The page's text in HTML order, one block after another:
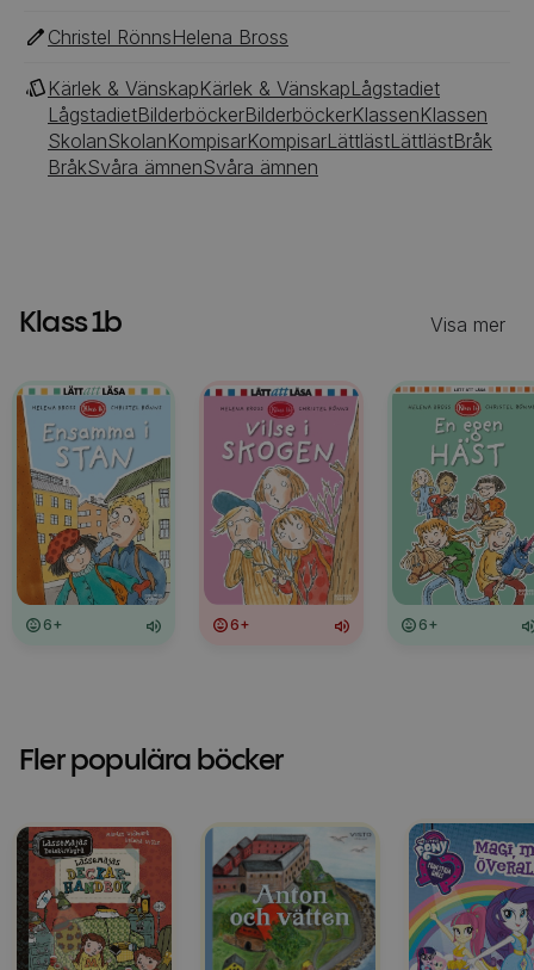
Christel RönnsHelena Bross
Kärlek & VänskapKärlek & VänskapLågstadiet
LågstadietBilderböckerBilderböckerKlassenKlassen
SkolanSkolanKompisarKompisarLättlästLättlästBråk
BråkSvåra ämnenSvåra ämnen
Klass 1b Visa mer
6+ 6+ 6+
Fler populära böcker